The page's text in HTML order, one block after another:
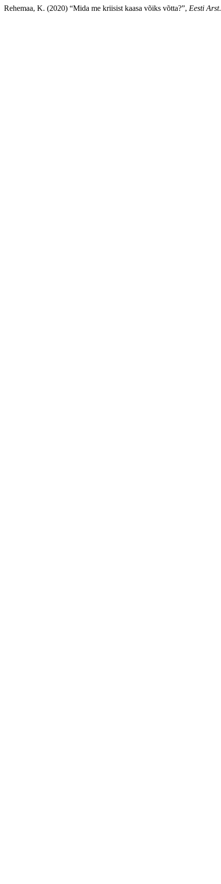
Rehemaa, K. (2020) “Mida me kriisist kaasa võiks võtta?”, Eesti Arst